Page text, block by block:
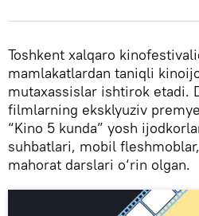
Toshkent xalqaro
mamlakatlardan taniqli
mutaxassislar ishtirok etadi.
filmlarning eksklyuziv
“Kino 5 kunda” yosh
suhbatlari, mobil
mahorat darslari o‘rin olgan.